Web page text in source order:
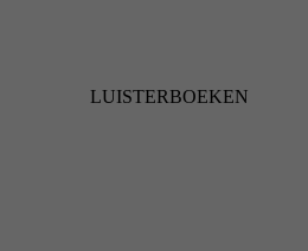
LUISTERBOEKEN